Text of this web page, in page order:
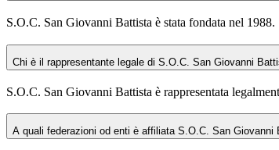
S.O.C. San Giovanni Battista è stata fondata nel 1988.
Chi è il rappresentante legale di S.O.C. San Giovanni
S.O.C. San Giovanni Battista è rappresentata
A quali federazioni od enti è affiliata S.O.C. San Giovanni